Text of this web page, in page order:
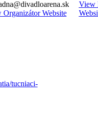
tucniaci-
Organizátor Website
View